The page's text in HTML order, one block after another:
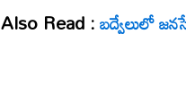
Also Read :బద్వేలులో